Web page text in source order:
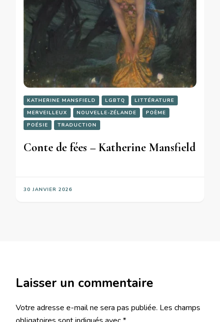
KATHERINE MANSFIELD LGBTQ
LITTÉRATURE
MERVEILLEUX
NOUVELLE-ZÉLANDE
POÈME
POÉSIE
TRADUCTION
Conte de fées – Katherine Mansfield
30 JANVIER 2026
Laisser un commentaire
Votre adresse e-mail ne sera pas publiée. Les champs